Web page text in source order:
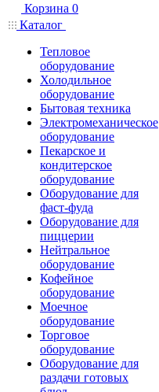
Корзина 0
Каталог
Тепловое
оборудование
Холодильное
оборудование
Бытовая техника
Электромеханическое
оборудование
Пекарское и
кондитерское
оборудование
Оборудование для
фаст-фуда
Оборудование для
пиццерии
Нейтральное
оборудование
Кофейное
оборудование
Моечное
оборудование
Торговое
оборудование
Оборудование для
раздачи готовых